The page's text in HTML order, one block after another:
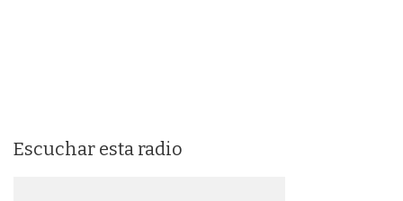
Escuchar esta radio